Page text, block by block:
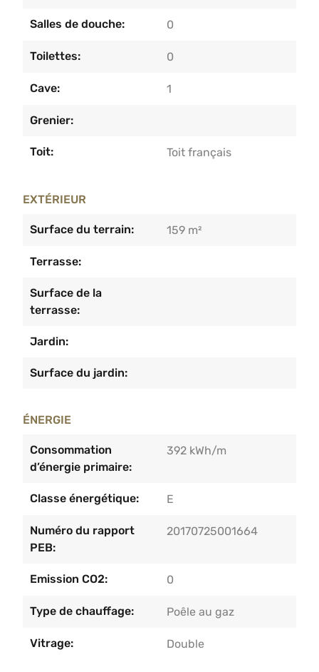
Salles de douche: 0
Toilettes: 0
Cave: 1
Grenier:
Toit: Toit français
EXTÉRIEUR
Surface du terrain: 159 m²
Terrasse:
Surface de la
terrasse:
Jardin:
Surface du jardin:
ÉNERGIE
Consommation
d’énergie primaire:
392 kWh/m
Classe énergétique: E
Numéro du rapport
PEB:
20170725001664
Emission CO2: 0
Type de chauffage: Poêle au gaz
Vitrage: Double